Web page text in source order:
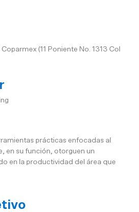
(11 Poniente No. 1313 Col
prácticas enfocadas al
en su función, otorguen un
en la productividad del área que